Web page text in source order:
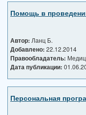
Помощь в
Автор: Ланц Б.
Добавлено: 22.12.2014
Правообладатель:
Дата публикации:
Персональная